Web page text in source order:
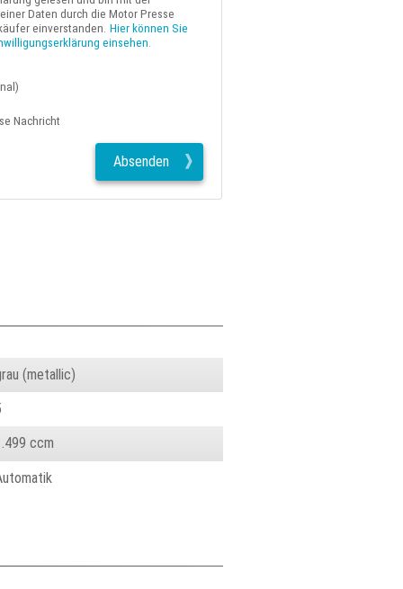
Daten durch die Motor Presse
einverstanden. Hier können Sie
einsehen.
Nachricht
Absenden
(metallic)
ccm